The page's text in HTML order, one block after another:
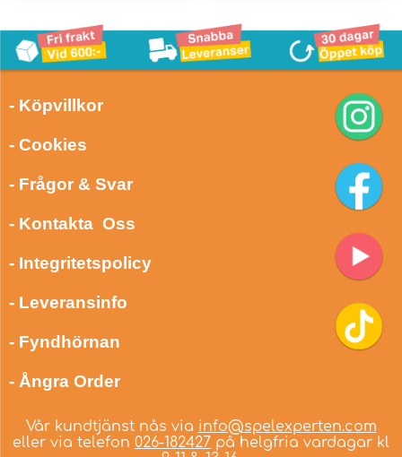
- Köpvillkor
- Cookies
- Frågor & Svar
- Kontakta Oss
- Integritetspolicy
- Leveransinfo
- Fyndhörnan
- Ångra Order
Vår kundtjänst nås via info@spelexperten.com
eller via telefon 026-182427 på helgfria vardagar kl